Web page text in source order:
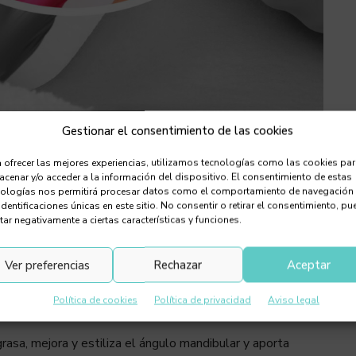
Gestionar el consentimiento de las cookies
ofrecer las mejores experiencias, utilizamos tecnologías como las cookies
y/o acceder a la información del dispositivo. El consentimiento de estas
nos permitirá procesar datos como el comportamiento de navegación
únicas en este sitio. No consentir o retirar el consentimiento,
negativamente a ciertas características y funciones.
Aceptar
Rechazar
Ver preferencias
Política de cookies Política de privacidad Aviso legal
específico para disolver y eliminar de
la barbilla, reduciendo la flacidez y
la barbilla, ocasionada por el envejecimiento o por las
genética. Belkyra es una sustancia segura que se
Administración de Alimentos y Medicamentos de los
mejora y estiliza el ángulo mandibular y aporta